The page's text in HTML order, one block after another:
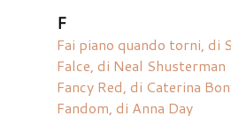
F
Fai piano quando torni, di
Falce, di Neal Shusterman
Fancy Red, di Caterina
Fandom, di Anna Day